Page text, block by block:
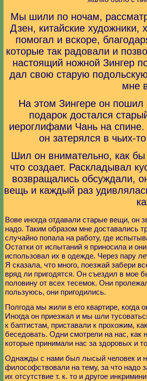
Мы шили по ночам,
Дзен, китайские художники,
помогал и вскоре,
которые так радовали и
настоящий ножной Зингер
дал свою старую
мне
На этом Зингере он
подарок достался
иероглифами Чань на
он затерялся в чьих-
Шил он внимательно, как
что создает. Раскладывал
возвращались обсуждали,
вещь и каждый раз
Вове иногда отдавали старые вещи, он
надо. Таким образом мне доставались
случайно попала на работу, где
Остатки от испытаний я приносила и
использовал их в одежде. Через пару
Я сказала, что много, поезжай забери
вряд ли пригодятся. Он съездил в мое
половину от всех тесемок. Они
пользуюсь, они пригодились.
Полгода мы жили в его квартире, когда
Иногда он приезжал и мы шли
к баптистам, приставали к прохожим,
беседовать. Одни смотрели на нас, как
которые принимали нас за здоровых и
Однажды с нами был лысый человек и
философствовали на тему, за что надо
их отсутствие т. к. то и другое